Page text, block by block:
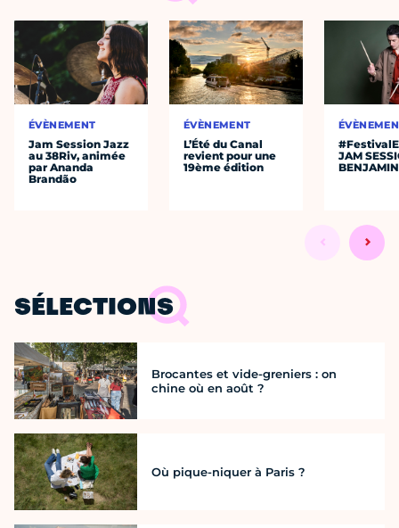
ÉVÈNEMENT
Jam Session Jazz
au 38Riv, animée
par Ananda
Brandão
ÉVÈNEMENT
L’Été du Canal
revient pour une
19ème édition
JAM
SÉLECTIONS
Brocantes et vide-greniers : on
chine où en août ?
Où pique-niquer à Paris ?